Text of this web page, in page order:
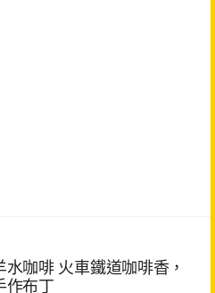
水咖啡 火車鐵道咖啡香，
作布丁